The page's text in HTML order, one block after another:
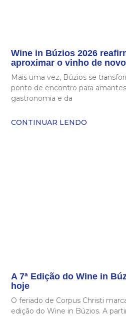
Wine in Búzios 2026
aproximar o vinho de
Mais uma vez, Búzios se
ponto de encontro para
gastronomia e da
CONTINUAR LENDO
A 7ª Edição do Wine in
hoje
O feriado de Corpus Christi
edição do Wine in Búzios. A